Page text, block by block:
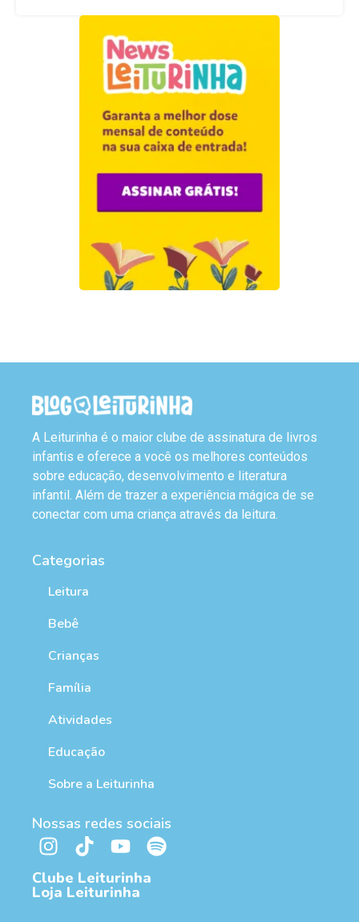
A Leiturinha é o maior clube de assinatura de livros
infantis e oferece a você os melhores conteúdos
sobre educação, desenvolvimento e literatura
infantil. Além de trazer a experiência mágica de se
conectar com uma criança através da leitura.
Categorias
Leitura
Bebê
Crianças
Família
Atividades
Educação
Sobre a Leiturinha
Nossas redes sociais
Clube Leiturinha
Loja Leiturinha